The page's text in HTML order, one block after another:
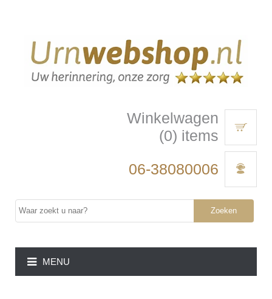
Winkelwagen
(0) items
06-38080006
Zoeken
MENU